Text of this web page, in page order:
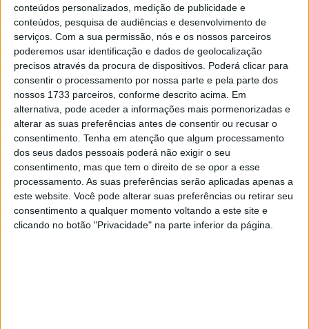
conteúdos personalizados, medição de publicidade e
conteúdos, pesquisa de audiências e desenvolvimento de
serviços. Com a sua permissão, nós e os nossos parceiros
poderemos usar identificação e dados de geolocalização
precisos através da procura de dispositivos. Poderá clicar para
consentir o processamento por nossa parte e pela parte dos
nossos 1733 parceiros, conforme descrito acima. Em
alternativa, pode aceder a informações mais pormenorizadas e
alterar as suas preferências antes de consentir ou recusar o
consentimento. Tenha em atenção que algum processamento
dos seus dados pessoais poderá não exigir o seu
consentimento, mas que tem o direito de se opor a esse
processamento. As suas preferências serão aplicadas apenas a
este website. Você pode alterar suas preferências ou retirar seu
consentimento a qualquer momento voltando a este site e
clicando no botão "Privacidade" na parte inferior da página.
na Finlândia, é uma das principais instalações de
desportos motorizados situada a 140 km a nordeste de
Helsínquia. O MXGP da Finlândia regressa finalmente
após a edição de 2023, realizada em Vantaa. A paixão
profundamente enraizada da Finlândia pelo motocross é
exemplificada pela Kawasaki Racing Team, gerida pela
lenda finlandesa Antti Pyrhönen e propriedade do antigo
campeão mundial de Fórmula 1 Kimi Räikkönen.
O próximo MXGP da Finlândia em KymiRing promete um
fim de semana emocionante de ação de motocross de
topo. Os fãs podem antecipar actuações emocionantes
nas categorias MXGP e MX2, complementadas pelas
classes de apoio europeias EMX250 e EMX125